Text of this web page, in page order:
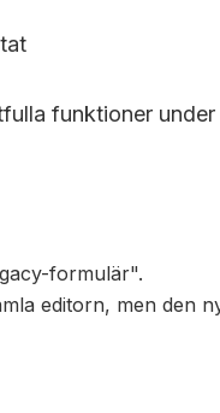
funktioner under
formulär".
editorn, men den